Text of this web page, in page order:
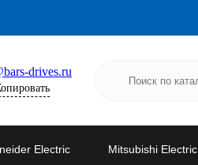
drives.ru
Electric Mitsubishi Electric